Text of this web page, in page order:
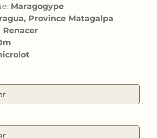
Maragogype
Province Matagalpa
Renacer